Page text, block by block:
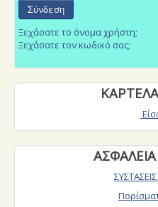
Σύνδεση
Ξεχάσατε το όνομα χρήστη;
Ξεχάσατε τον κωδικό σας;